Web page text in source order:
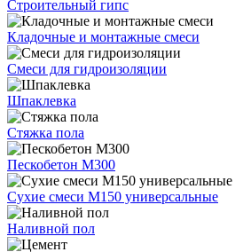
Строительный гипс
Кладочные и монтажные смеси
Смеси для гидроизоляции
Шпаклевка
Стяжка пола
Пескобетон М300
Сухие смеси М150 универсальные
Наливной пол